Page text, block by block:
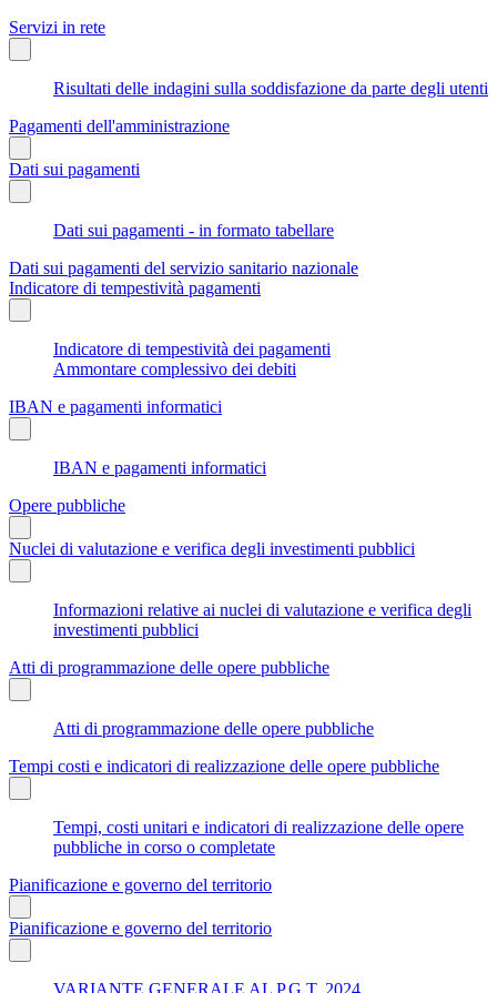
Servizi in rete
Risultati delle indagini sulla soddisfazione da parte degli utenti
Pagamenti dell'amministrazione
Dati sui pagamenti
Dati sui pagamenti - in formato tabellare
Dati sui pagamenti del servizio sanitario nazionale
Indicatore di tempestività pagamenti
Indicatore di tempestività dei pagamenti
Ammontare complessivo dei debiti
IBAN e pagamenti informatici
IBAN e pagamenti informatici
Opere pubbliche
Nuclei di valutazione e verifica degli investimenti pubblici
Informazioni relative ai nuclei di valutazione e verifica degli
investimenti pubblici
Atti di programmazione delle opere pubbliche
Atti di programmazione delle opere pubbliche
Tempi costi e indicatori di realizzazione delle opere pubbliche
Tempi, costi unitari e indicatori di realizzazione delle opere
pubbliche in corso o completate
Pianificazione e governo del territorio
Pianificazione e governo del territorio
VARIANTE GENERALE AL P.G.T. 2024